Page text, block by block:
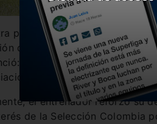
parte, Russo fue
de
Pol Fernández. “No es
“
La decisión ya está tomada
empiezan y se
el entrenador reforzó su
de la Selección Colombia